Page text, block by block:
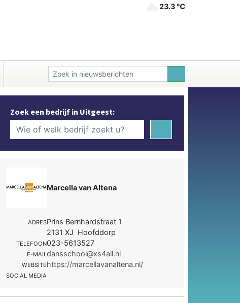
23.3 ℃
Zoek een bedrijf in Uitgeest:
Marcella van Altena
ADRESPrins Bernhardstraat 1
2131 XJ Hoofddorp
TELEFOON023-5613527
E-MAILdansschool@xs4all.nl
WEBSITEhttps://marcellavanaltena.nl/
SOCIAL MEDIA